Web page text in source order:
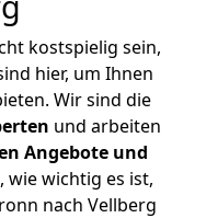
kostspielig sein,
hier, um Ihnen
Wir sind die
und arbeiten
Angebote und
wie wichtig es ist,
nach Vellberg